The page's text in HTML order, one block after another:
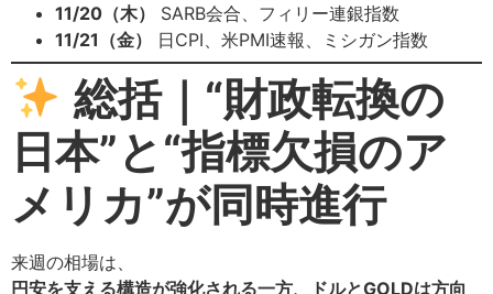
11/20（木）
SARB会合、フィリー連銀指数
11/21（金）
日CPI、米PMI速報、ミシガン指数
総括｜“財政転換の
日本”と“指標欠損のア
メリカ”が同時進行
来週の相場は、
円安を支える構造が強化される一方、ドルとGOLDは方向